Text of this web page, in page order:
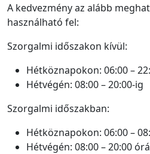
A kedvezmény az alább
használható fel:
Szorgalmi időszakon kívül:
Hétköznapokon: 06:00 –
Hétvégén: 08:00 – 20:00-ig
Szorgalmi időszakban:
Hétköznapokon: 06:00 –
Hétvégén: 08:00 – 20:00